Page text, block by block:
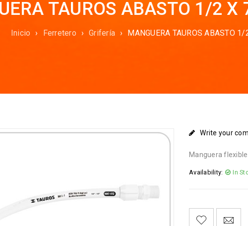
TAUROS ABASTO 1/2 X
Inicio › Ferretero › Grifería › MANGUERA TAUROS ABASTO
Write your
Manguera
Availability: In